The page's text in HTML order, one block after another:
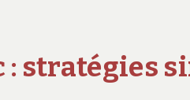
stratégies